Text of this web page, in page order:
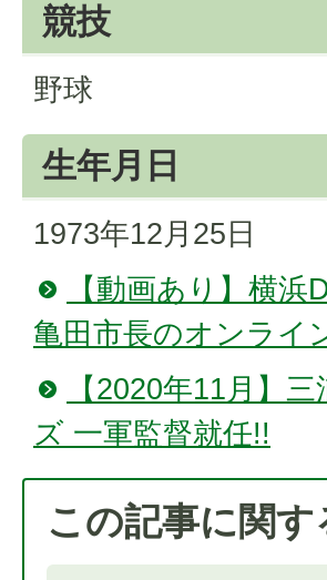
競技
野球
生年月日
1973年12月25日
【動画あり】横
亀田市長のオンライ
【2020年11月】
ズ 一軍監督就任!!
この記事に関